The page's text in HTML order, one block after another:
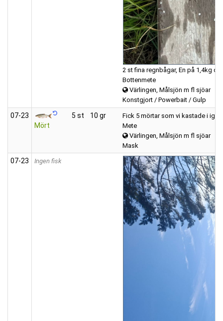
2 st fina regnbågar, En på 1,4kg
Bottenmete
Värlingen, Målsjön m fl sjöar
Konstgjort / Powerbait / Gulp
07‑23
Mört
5 st 10 gr
Fick 5 mörtar som vi kastade i
Mete
Värlingen, Målsjön m fl sjöar
Mask
07‑23 Ingen fisk